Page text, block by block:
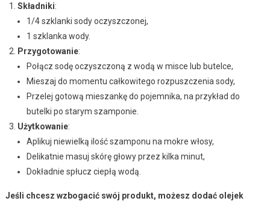
Składniki:
1/4 szklanki sody oczyszczonej,
1 szklanka wody.
Przygotowanie:
Połącz sodę oczyszczoną z wodą w misce lub butelce,
Mieszaj do momentu całkowitego rozpuszczenia sody,
Przelej gotową mieszankę do pojemnika, na przykład do
butelki po starym szamponie.
Użytkowanie:
Aplikuj niewielką ilość szamponu na mokre włosy,
Delikatnie masuj skórę głowy przez kilka minut,
Dokładnie spłucz ciepłą wodą.
Jeśli chcesz wzbogacić swój produkt, możesz dodać olejek